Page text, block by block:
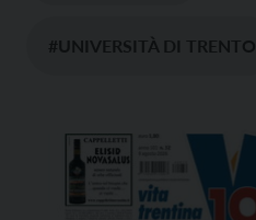
#UNIVERSITÀ DI TRENTO